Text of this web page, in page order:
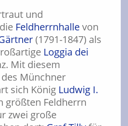
und
Feldherrnhallevon
(1791-1847) als
Loggia dei
Mit diesem
Münchner
sich König Ludwig I.
größten Feldherrn
zwei große